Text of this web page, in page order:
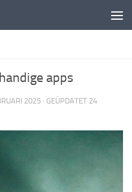
apps
2025 · GEÜPDATET 24